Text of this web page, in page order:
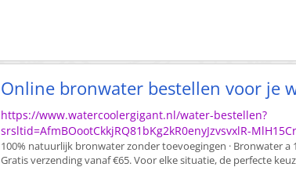
Online bronwater bestellen voor je
https://www.watercoolergigant.nl/water-bestellen?
srsltid=AfmBOootCkkjRQ81bKg2kR0enyJzvsvxlR-
100% natuurlijk bronwater zonder toevoegingen · Bronwater a
Gratis verzending vanaf €65. Voor elke situatie, de perfecte